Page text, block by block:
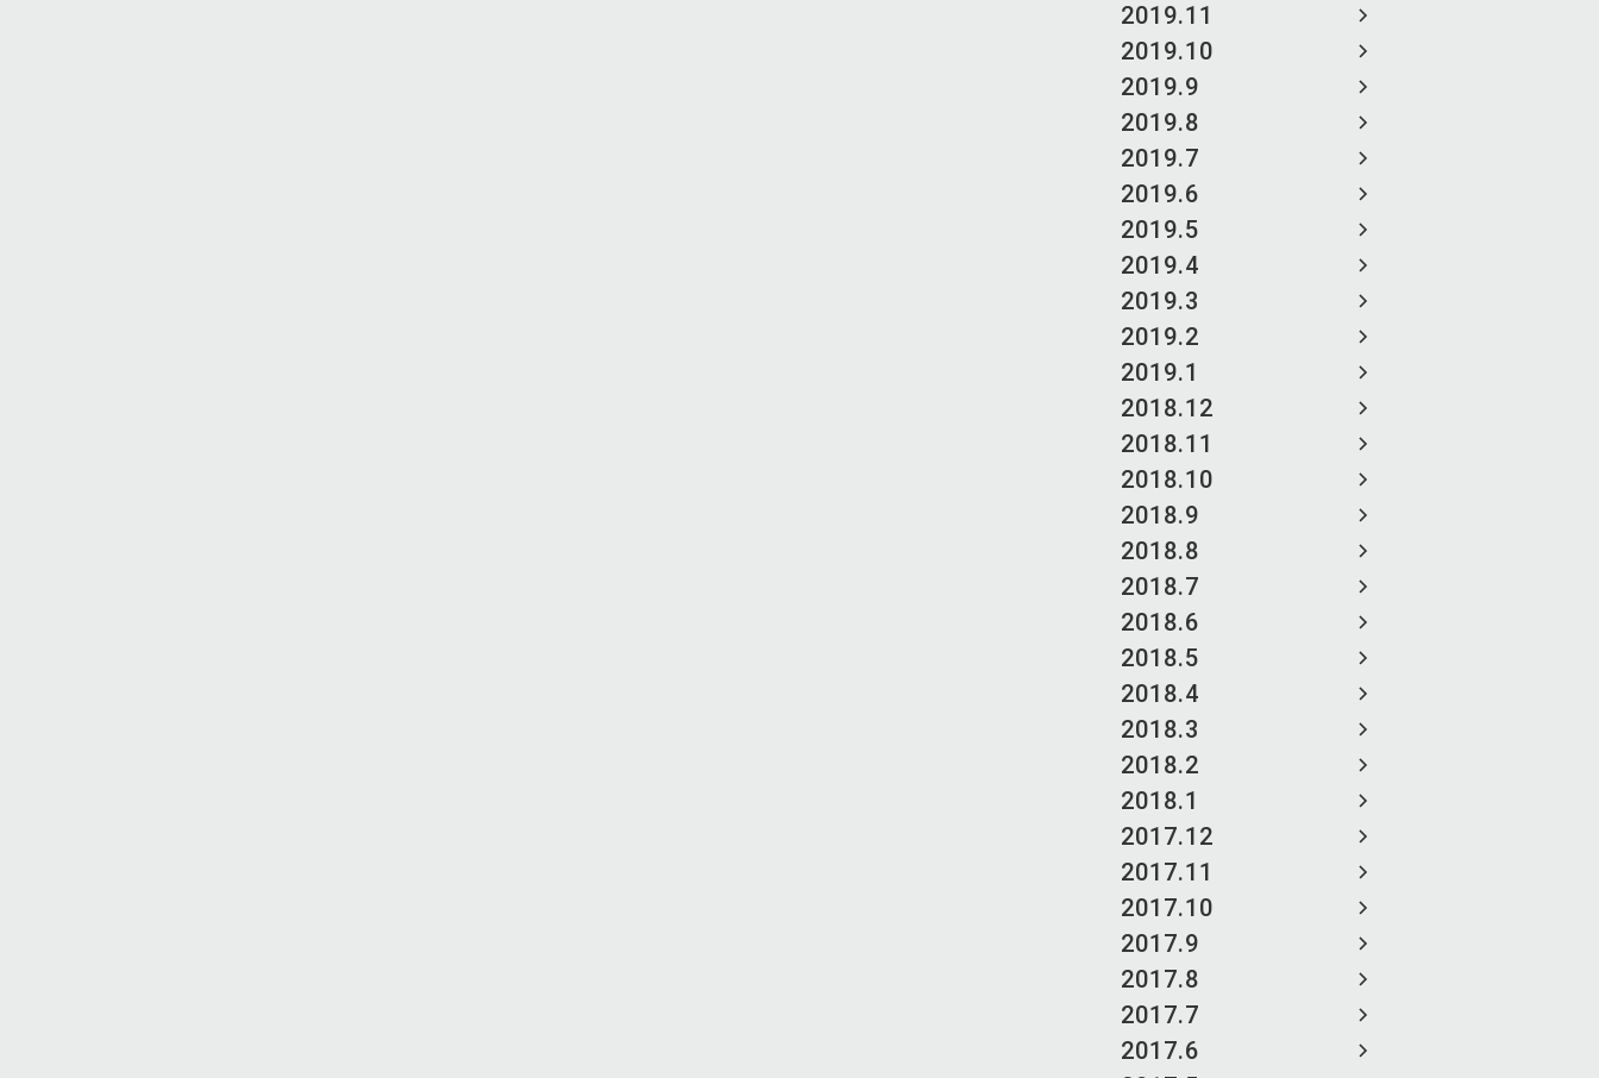
2019.11
2019.10
2019.9
2019.8
2019.7
2019.6
2019.5
2019.4
2019.3
2019.2
2019.1
2018.12
2018.11
2018.10
2018.9
2018.8
2018.7
2018.6
2018.5
2018.4
2018.3
2018.2
2018.1
2017.12
2017.11
2017.10
2017.9
2017.8
2017.7
2017.6